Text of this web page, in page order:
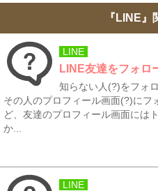
『LINE』
LINE
LINE友達をフォロ
知らない人(?)をフォ
その人のプロフィール画面(?)にフ
ど、友達のプロフィール画面には
か...
LINE